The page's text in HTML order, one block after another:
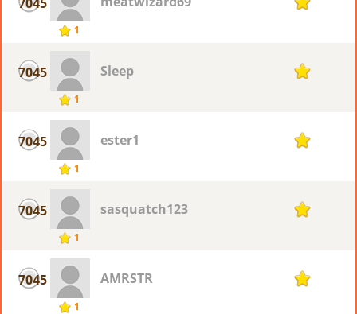
1
1
7045
1
Sleep 1
7045
1
ester1 1
7045
1
sasquatch123 1
7045
1
AMRSTR 1